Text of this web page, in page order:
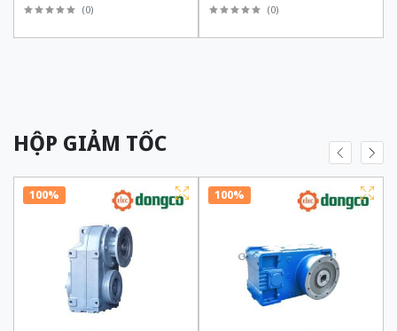
Chân đế
(0)
Chân đế
(0)
HỘP GIẢM TỐC
100% 100%